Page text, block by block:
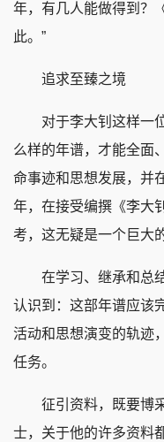
年，有几人能做得到？
此。”
追求至臻之境
对于李大钊这样一位
么样的年谱，才能全面
命事迹和思想发展，并
年，在接受编撰《李大
考，这无疑是一个巨大
在学习、继承和总结
认识到：这部年谱应该
活动和思想演变的轨迹
任务。
征引资料，既要博采
士，关于他的许多资料